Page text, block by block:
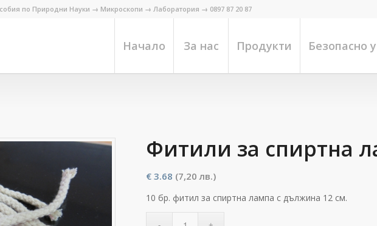
по Природни Науки → Микроскопи → Лаборатория → 0897 87 20 87
Начало За нас Продукти Безопасно
Фитили за спиртна
€ 3.68 (7,20 лв.)
10 бр. фитил за спиртна лампа с дължина 12 см.